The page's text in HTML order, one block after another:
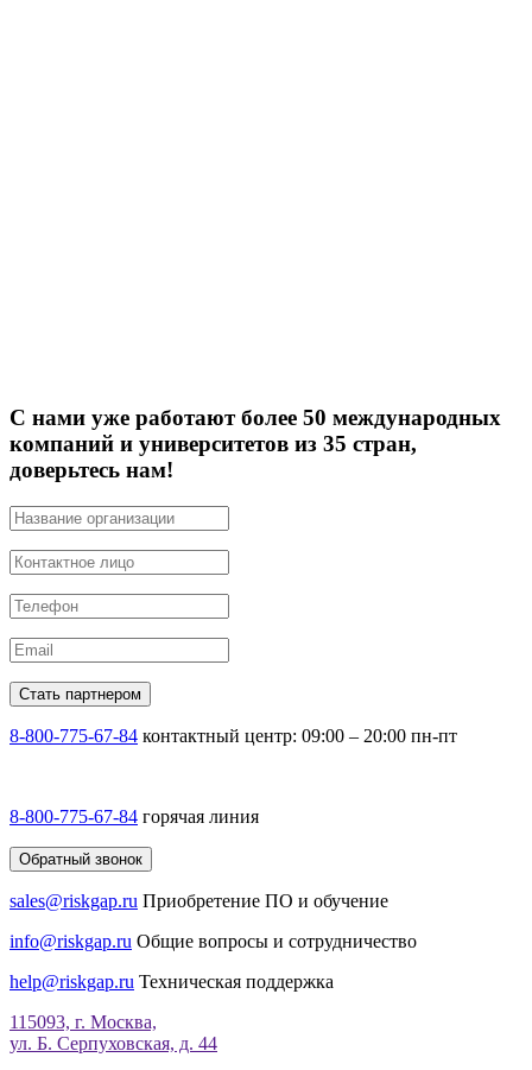
С нами уже работаютболее 50 международных
компаний и университетов из 35 стран,
доверьтесь нам!
Стать партнером
8-800-775-67-84 контактный центр: 09:00 – 20:00 пн-пт
8-800-775-67-84 горячая линия
Обратный звонок
sales@riskgap.ru Приобретение ПО и обучение
info@riskgap.ru Общие вопросы и сотрудничество
help@riskgap.ru Техническая поддержка
115093, г. Москва,
ул. Б. Серпуховская, д. 44